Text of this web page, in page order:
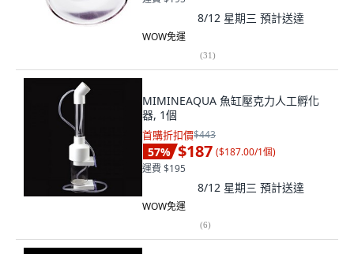
8/12 星期三 預計送達
WOW免運
(31)
MIMINEAQUA 魚缸壓克力人工孵化
器, 1個
首購折扣價$443
57% $187 ($187.00/1個)
運費 $195
8/12 星期三 預計送達
WOW免運
(6)